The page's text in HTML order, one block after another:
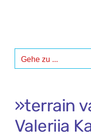
Gehe zu ...
»terrain
Valeriia